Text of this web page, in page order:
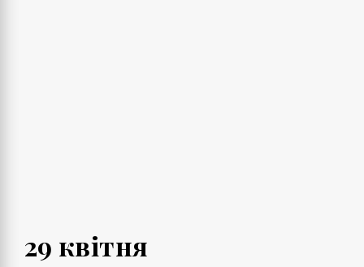
29 квітня